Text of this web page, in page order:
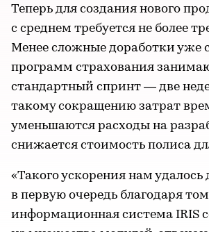
Теперь для создания нового
с среднем требуется не более
Менее сложные доработки уже
программ страхования
стандартный спринт — две
такому сокращению затрат
уменьшаются расходы на
снижается стоимость полиса
«Такого ускорения нам удалось
в первую очередь благодаря
информационная система IRIS